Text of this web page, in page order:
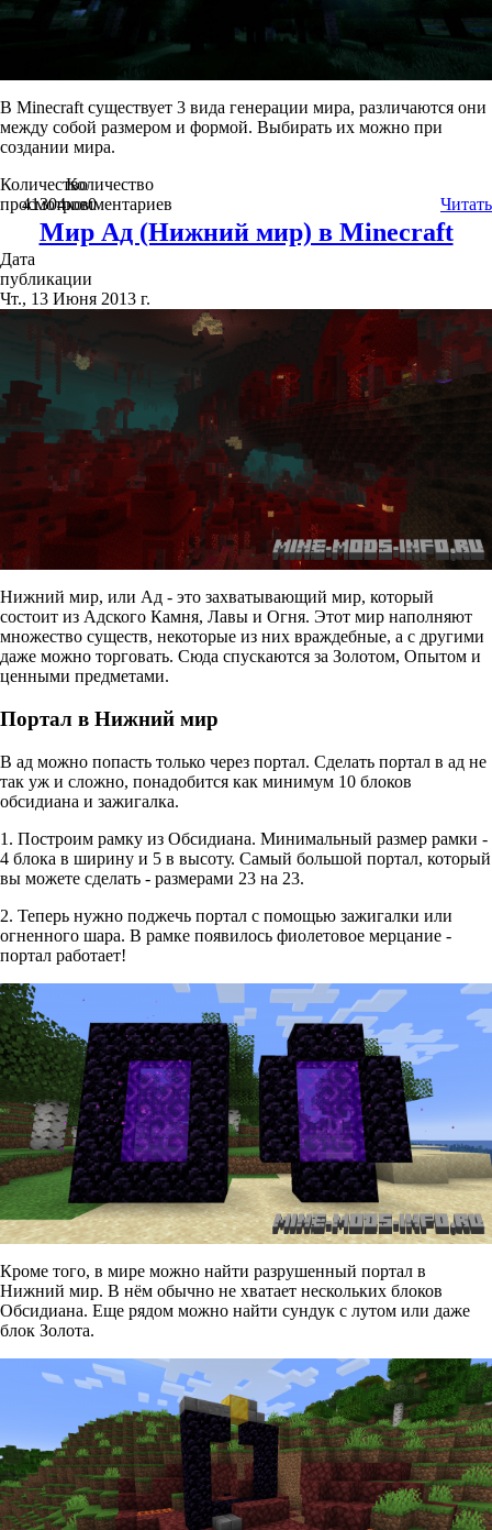
В Minecraft существует 3 вида генерации мира, различаются они
между собой размером и формой. Выбирать их можно при
создании мира.
Количество
просмотров
41304
Количество
комментариев
0 Читать
Мир Ад (Нижний мир) в Minecraft
Дата
публикации
Чт., 13 Июня 2013 г.
Нижний мир, или Ад - это захватывающий мир, который
состоит из Адского Камня, Лавы и Огня. Этот мир наполняют
множество существ, некоторые из них враждебные, а с другими
даже можно торговать. Сюда спускаются за Золотом, Опытом и
ценными предметами.
Портал в Нижний мир
В ад можно попасть только через портал. Сделать портал в ад не
так уж и сложно, понадобится как минимум 10 блоков
обсидиана и зажигалка.
1. Построим рамку из Обсидиана. Минимальный размер рамки -
4 блока в ширину и 5 в высоту. Самый большой портал, который
вы можете сделать - размерами 23 на 23.
2. Теперь нужно поджечь портал с помощью зажигалки или
огненного шара. В рамке появилось фиолетовое мерцание -
портал работает!
Кроме того, в мире можно найти разрушенный портал в
Нижний мир. В нём обычно не хватает нескольких блоков
Обсидиана. Еще рядом можно найти сундук с лутом или даже
блок Золота.